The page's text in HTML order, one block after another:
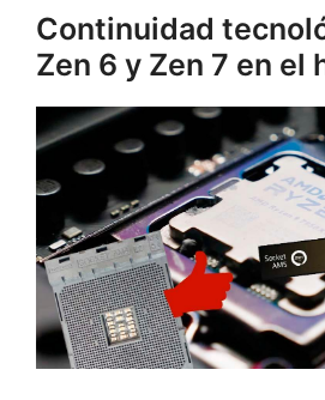
Continuidad
Zen 6 y Zen 7 en el